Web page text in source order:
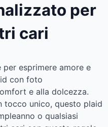
per
cari
esprimere amore e
con foto
e alla dolcezza.
tocco unico, questo plaid
o qualsiasi